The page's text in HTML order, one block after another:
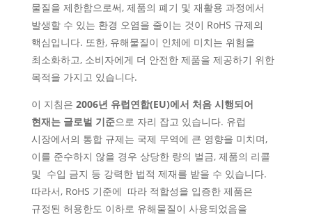
물질을 제한함으로써, 제품의 폐기 및 재활용 과정에서
발생할 수 있는 환경 오염을 줄이는 것이 RoHS 규제의
핵심입니다. 또한, 유해물질이 인체에 미치는 위험을
최소화하고, 소비자에게 더 안전한 제품을 제공하기 위한
목적을 가지고 있습니다.
이 지침은 2006년 유럽연합(EU)에서 처음 시행되어
현재는 글로벌 기준으로 자리 잡고 있습니다. 유럽
시장에서의 통합 규제는 국제 무역에 큰 영향을 미치며,
이를 준수하지 않을 경우 상당한 량의 벌금, 제품의 리콜
및 수입 금지 등 강력한 법적 제재를 받을 수 있습니다.
따라서, RoHS 기준에 따라 적합성을 입증한 제품은
규정된 허용한도 이하로 유해물질이 사용되었음을